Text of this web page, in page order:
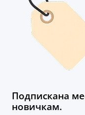
Подпискана
новичкам.